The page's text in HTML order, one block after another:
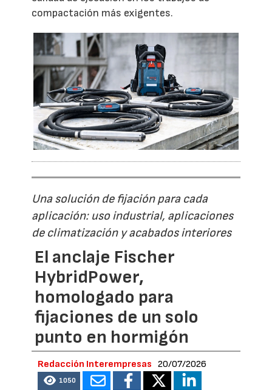
compactación más exigentes.
Una solución de fijación para cada
aplicación: uso industrial, aplicaciones
de climatización y acabados interiores
El anclaje Fischer
HybridPower,
homologado para
fijaciones de un solo
punto en hormigón
Redacción Interempresas 20/07/2026
1050